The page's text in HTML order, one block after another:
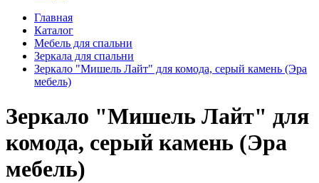
Главная
Каталог
Мебель для спальни
Зеркала для спальни
Зеркало "Мишель Лайт" для комода, серый камень (Эра
мебель)
Зеркало "Мишель Лайт" для
комода, серый камень (Эра
мебель)